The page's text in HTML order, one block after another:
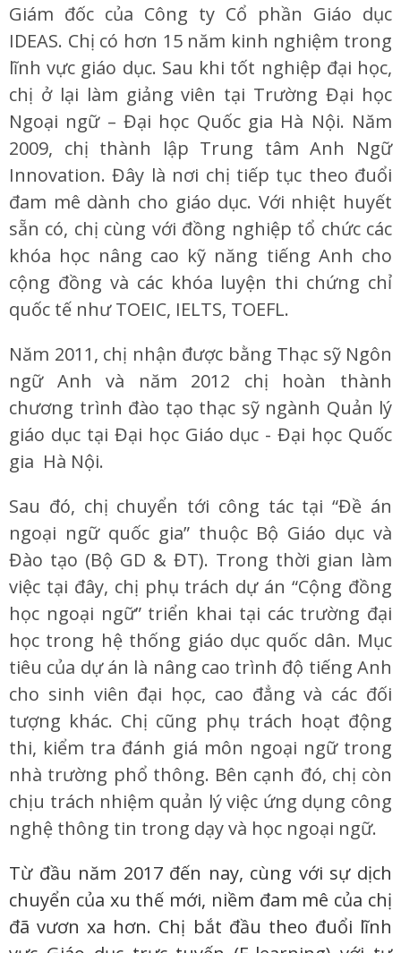
Giám đốc của Công ty Cổ phần Giáo dục
IDEAS. Chị có hơn 15 năm kinh nghiệm trong
lĩnh vực giáo dục. Sau khi tốt nghiệp đại học,
chị ở lại làm giảng viên tại Trường Đại học
Ngoại ngữ – Đại học Quốc gia Hà Nội. Năm
2009, chị thành lập Trung tâm Anh Ngữ
Innovation. Đây là nơi chị tiếp tục theo đuổi
đam mê dành cho giáo dục. Với nhiệt huyết
sẵn có, chị cùng với đồng nghiệp tổ chức các
khóa học nâng cao kỹ năng tiếng Anh cho
cộng đồng và các khóa luyện thi chứng chỉ
quốc tế như TOEIC, IELTS, TOEFL.
Năm 2011, chị nhận được bằng Thạc sỹ Ngôn
ngữ Anh và năm 2012 chị hoàn thành
chương trình đào tạo thạc sỹ ngành Quản lý
giáo dục tại Đại học Giáo dục - Đại học Quốc
gia Hà Nội.
Sau đó, chị chuyển tới công tác tại “Đề án
ngoại ngữ quốc gia” thuộc Bộ Giáo dục và
Đào tạo (Bộ GD & ĐT). Trong thời gian làm
việc tại đây, chị phụ trách dự án “Cộng đồng
học ngoại ngữ” triển khai tại các trường đại
học trong hệ thống giáo dục quốc dân. Mục
tiêu của dự án là nâng cao trình độ tiếng Anh
cho sinh viên đại học, cao đẳng và các đối
tượng khác. Chị cũng phụ trách hoạt động
thi, kiểm tra đánh giá môn ngoại ngữ trong
nhà trường phổ thông. Bên cạnh đó, chị còn
chịu trách nhiệm quản lý việc ứng dụng công
nghệ thông tin trong dạy và học ngoại ngữ.
Từ đầu năm 2017 đến nay, cùng với sự dịch
chuyển của xu thế mới, niềm đam mê của chị
đã vươn xa hơn. Chị bắt đầu theo đuổi lĩnh